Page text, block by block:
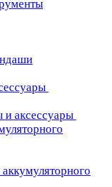
и аксессуары